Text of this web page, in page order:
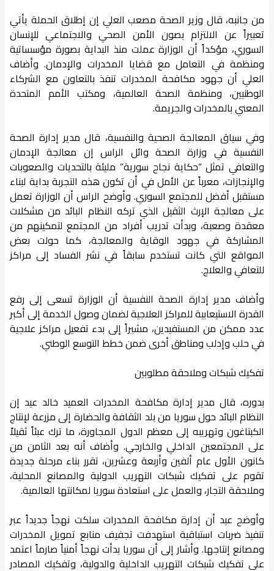
من جانبه، قال وزير الصحة مصعب العلي إن إطلاق الحملة يأتي
تعبيراً عن الالتزام بصون الأمن الصحي والاجتماعي للإنسان
السوري، مؤكداً أن الوزارة عملت منذ البداية بصورة مؤسساتية
ومنظمة في التعامل مع قضايا المخدرات والإدمان. وأضاف
العلي أن جهود مكافحة المخدرات تنفذ بالتعاون مع الشركاء
الوطنيين، ومنظمة الصحة العالمية، ومكتب الأمم المتحدة
المعني بالمخدرات والجريمة.
وفي سياق المعالجة الصحية والنفسية، قال مدير إدارة الصحة
النفسية في وزارة الصحة وائل الراس إن معالجة الإدمان
والتعافي تمثل “حكاية نجاح سورية” مليئة بالتحديات والصعوبات
والإنجازات، معرباً عن الأمل في أن تكون هذه التجربة بداية لبناء
مستقبل أفضل للمجتمع السوري. وأوضح الراس أن الوزارة تعمل
على معالجة الإرث الثقيل الذي تركه النظام البائد من مشكلات
معقدة وصعبة، وبدأت تدريب أفراد من المجتمع لتمكينهم من
المشاركة في جهود الوقاية والمعالجة، كما حولت بعض
المواقع التي كانت تستخدم سابقاً في نشر الفساد إلى مراكز
للتعافي والعلاج.
وأضاف مدير إدارة الصحة النفسية أن الوزارة تسعى إلى رفع
القدرة الاستيعابية للمراكز العلاجية لضمان وصول الخدمة إلى أكبر
عدد ممكن من المستفيدين، مشيراً إلى بدء تفعيل مراكز علاجية
في حلب وإدلب ومناطق أخرى ضمن خطط التوسع الوطني.
تفكيك شبكات وملاحقة مطلوبين
بدوره، قال مدير إدارة مكافحة المخدرات العميد خالد عيد إن
النظام البائد حول سوريا من بلد الثقافة والحضارة إلى مزرعة لإنتاج
الكبتاغون وتهريبه إلى معظم الدول المجاورة، ما ترك عبئاً ثقيلاً
على المجتمعين الداخلي والخارجي. وأضاف أنه بعد الثامن من
كانون الأول عام ألفين وأربعة وعشرين، تقرر بناء مرحلة جديدة
تقوم على تفكيك شبكات التهريب الدولية والمصانع المحلية،
وملاحقة التجار، والعمل على استعادة سوريا لمكانتها العالمية.
وأوضح عيد أن إدارة مكافحة المخدرات سلكت نهجاً جديداً عبر
تنفيذ ضربات استباقية استهدفت تجفيف منابع تمويل المخدرات
ومصانع إنتاجها. وأشار إلى أن سوريا بدأت نهجاً أمنياً صارماً اعتمد
على تفكيك شبكات التهريب الداخلية والدولية، وتفكيك المصادر